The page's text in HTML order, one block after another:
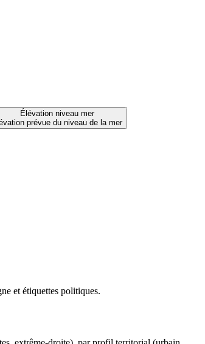
Élévation niveau mer
prévue du niveau de la mer
et étiquettes politiques.